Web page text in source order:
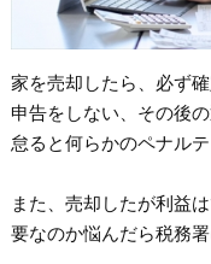
家を売却したら、必ず
申告をしない、その後
怠ると何らかのペナル
また、売却したが利益
要なのか悩んだら税務